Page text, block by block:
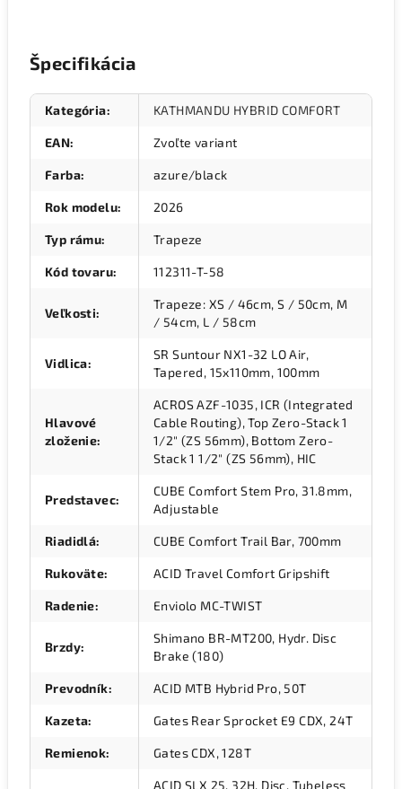
Špecifikácia
Kategória: KATHMANDU HYBRID COMFORT
EAN: Zvoľte variant
Farba: azure/black
Rok modelu: 2026
Typ rámu: Trapeze
Kód tovaru: 112311-T-58
Veľkosti:
Trapeze: XS / 46cm, S / 50cm, M
/ 54cm, L / 58cm
Vidlica:
SR Suntour NX1-32 LO Air,
Tapered, 15x110mm, 100mm
Hlavové
zloženie:
ACROS AZF-1035, ICR (Integrated
Cable Routing), Top Zero-Stack 1
1/2" (ZS 56mm), Bottom Zero-
Stack 1 1/2" (ZS 56mm), HIC
Predstavec:
CUBE Comfort Stem Pro, 31.8mm,
Adjustable
Riadidlá: CUBE Comfort Trail Bar, 700mm
Rukoväte: ACID Travel Comfort Gripshift
Radenie: Enviolo MC-TWIST
Brzdy:
Shimano BR-MT200, Hydr. Disc
Brake (180)
Prevodník: ACID MTB Hybrid Pro, 50T
Kazeta: Gates Rear Sprocket E9 CDX, 24T
Remienok: Gates CDX, 128T
ACID SLX 25, 32H, Disc, Tubeless